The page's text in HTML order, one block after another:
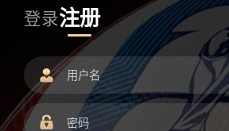
登录注册